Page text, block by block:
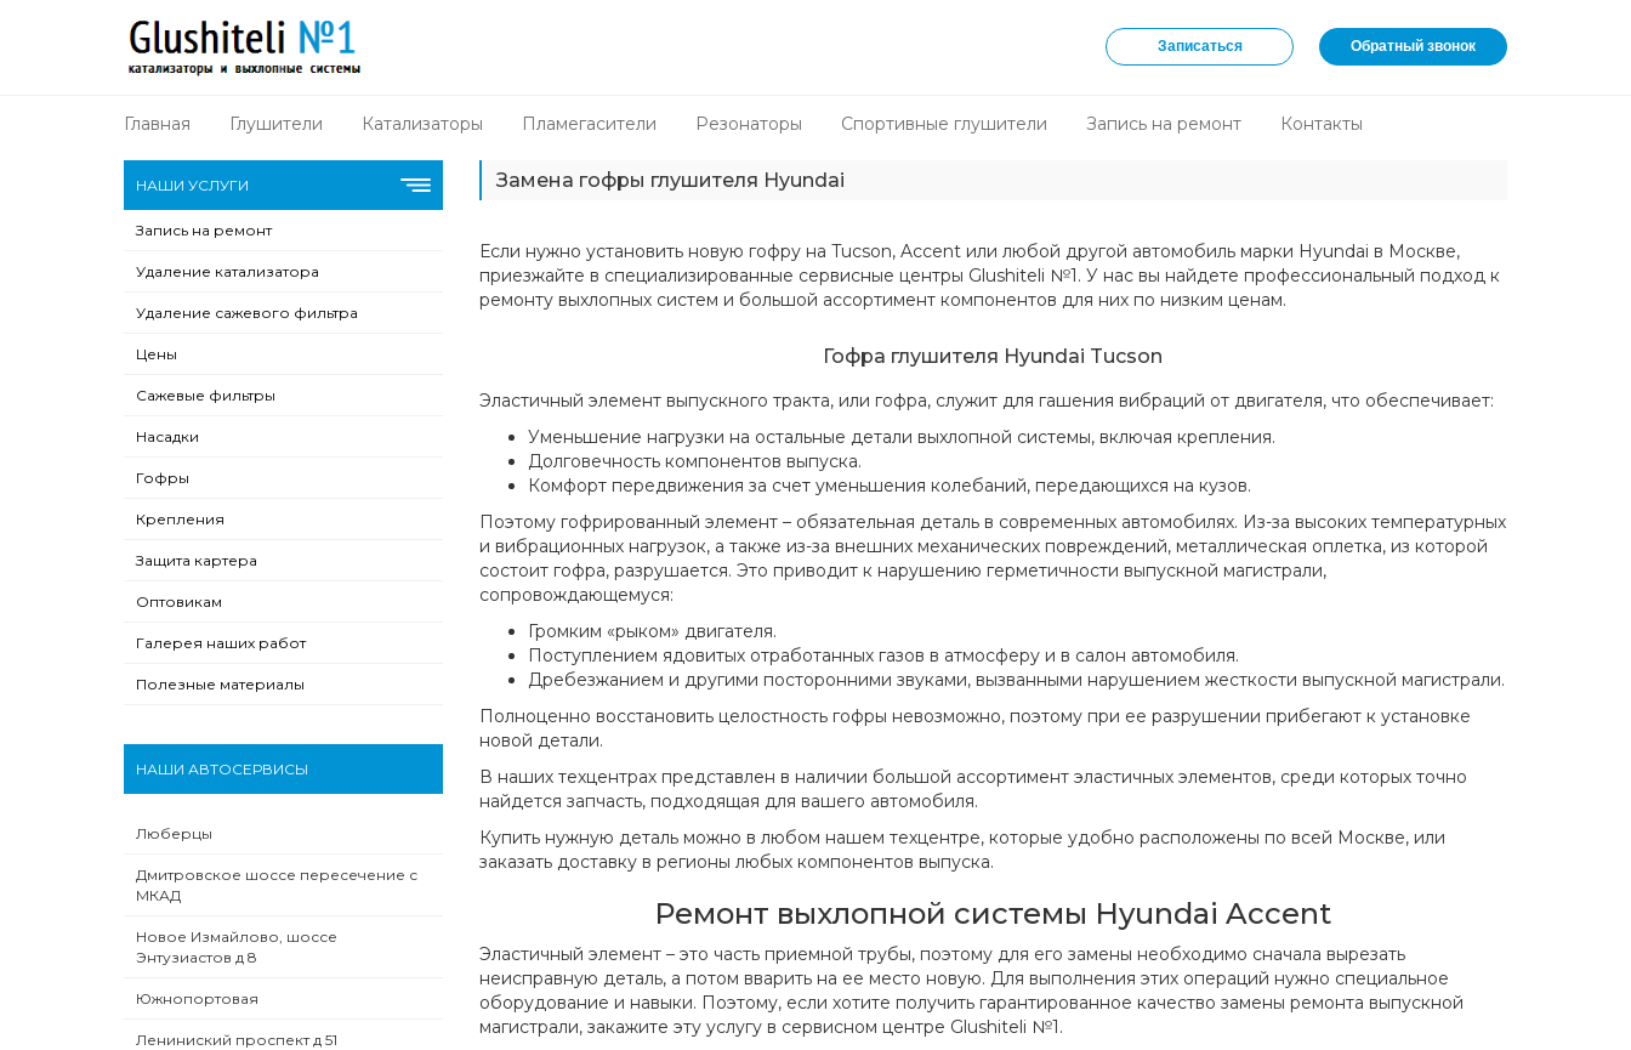
Записаться Обратный звонок
Главная Глушители Катализаторы Пламегасители Резонаторы Спортивные глушители Запись на ремонт Контакты
НАШИ УСЛУГИ
Запись на ремонт
Удаление катализатора
Удаление сажевого фильтра
Цены
Сажевые фильтры
Насадки
Гофры
Крепления
Защита картера
Оптовикам
Галерея наших работ
Полезные материалы
НАШИ АВТОСЕРВИСЫ
Люберцы
Дмитровское шоссе пересечение с
МКАД
Новое Измайлово, шоссе
Энтузиастов д 8
Южнопортовая
Лениниский проспект д 51
Замена гофры глушителя Hyundai
Если нужно установить новую гофру на Tucson, Accent или любой другой автомобиль марки Hyundai в Москве,
приезжайте в специализированные сервисные центры Glushiteli №1. У нас вы найдете профессиональный подход к
ремонту выхлопных систем и большой ассортимент компонентов для них по низким ценам.
Гофра глушителя Hyundai Tucson
Эластичный элемент выпускного тракта, или гофра, служит для гашения вибраций от двигателя, что обеспечивает:
Уменьшение нагрузки на остальные детали выхлопной системы, включая крепления.
Долговечность компонентов выпуска.
Комфорт передвижения за счет уменьшения колебаний, передающихся на кузов.
Поэтому гофрированный элемент – обязательная деталь в современных автомобилях. Из-за высоких температурных
и вибрационных нагрузок, а также из-за внешних механических повреждений, металлическая оплетка, из которой
состоит гофра, разрушается. Это приводит к нарушению герметичности выпускной магистрали,
сопровождающемуся:
Громким «рыком» двигателя.
Поступлением ядовитых отработанных газов в атмосферу и в салон автомобиля.
Дребезжанием и другими посторонними звуками, вызванными нарушением жесткости выпускной магистрали.
Полноценно восстановить целостность гофры невозможно, поэтому при ее разрушении прибегают к установке
новой детали.
В наших техцентрах представлен в наличии большой ассортимент эластичных элементов, среди которых точно
найдется запчасть, подходящая для вашего автомобиля.
Купить нужную деталь можно в любом нашем техцентре, которые удобно расположены по всей Москве, или
заказать доставку в регионы любых компонентов выпуска.
Ремонт выхлопной системы Hyundai Accent
Эластичный элемент – это часть приемной трубы, поэтому для его замены необходимо сначала вырезать
неисправную деталь, а потом вварить на ее место новую. Для выполнения этих операций нужно специальное
оборудование и навыки. Поэтому, если хотите получить гарантированное качество замены ремонта выпускной
магистрали, закажите эту услугу в сервисном центре Glushiteli №1.